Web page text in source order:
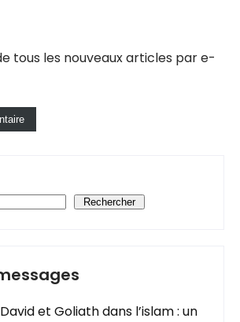
tous les nouveaux articles par e-
Rechercher
et Goliath dans l’islam : un